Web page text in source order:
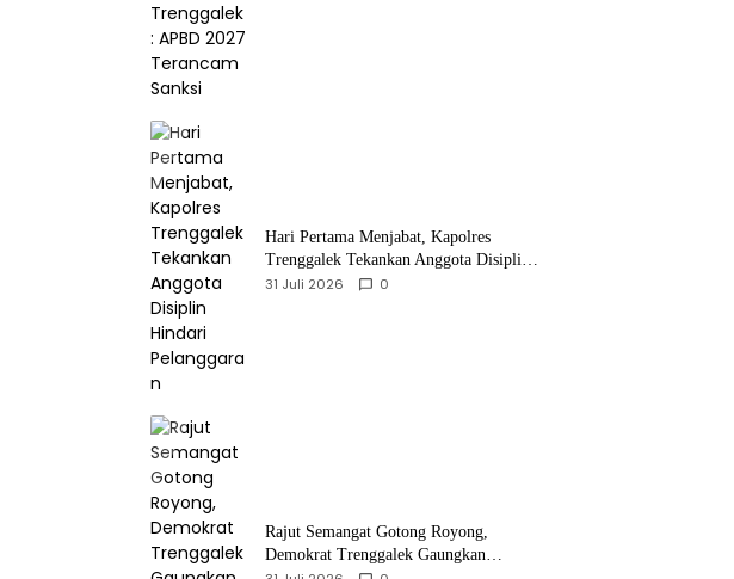
Hari Pertama Menjabat, Kapolres
Trenggalek Tekankan Anggota Disiplin
Hindari Pelanggaran
31 Juli 2026 0
​Rajut Semangat Gotong Royong,
Demokrat Trenggalek Gaungkan